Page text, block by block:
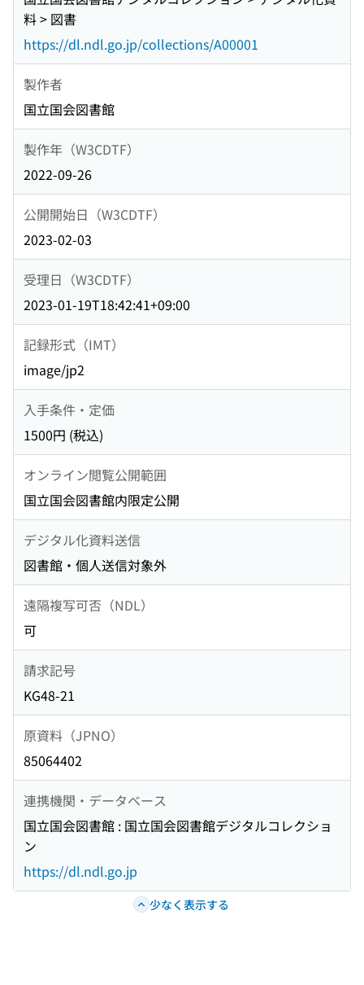
料 > 図書
https://dl.ndl.go.jp/collections/A00001
製作者
国立国会図書館
製作年（W3CDTF）
2022-09-26
公開開始日（W3CDTF）
2023-02-03
受理日（W3CDTF）
2023-01-19T18:42:41+09:00
記録形式（IMT）
image/jp2
入手条件・定価
1500円 (税込)
オンライン閲覧公開範囲
国立国会図書館内限定公開
デジタル化資料送信
図書館・個人送信対象外
遠隔複写可否（NDL）
可
請求記号
KG48-21
原資料（JPNO）
85064402
連携機関・データベース
国立国会図書館 : 国立国会図書館デジタルコレクショ
ン
https://dl.ndl.go.jp
少なく表示する